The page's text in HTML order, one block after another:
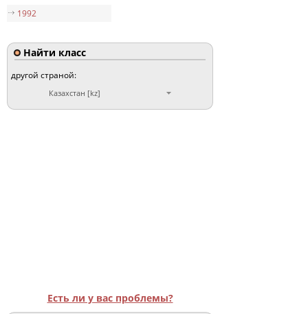
1992
Найти класс
другой страной:
Казахстан [kz]
Есть ли у вас проблемы?